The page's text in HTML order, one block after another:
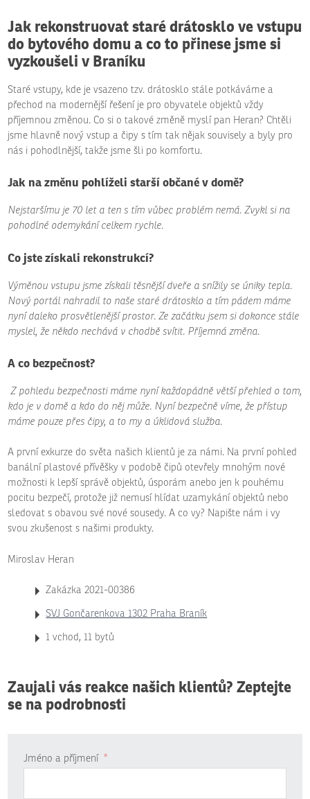
Jak rekonstruovat staré drátosklo ve vstupu
do bytového domu a co to přinese jsme si
vyzkoušeli v Braníku
Staré vstupy, kde je vsazeno tzv. drátosklo stále potkáváme a
přechod na modernější řešení je pro obyvatele objektů vždy
příjemnou změnou. Co si o takové změně myslí pan Heran? Chtěli
jsme hlavně nový vstup a čipy s tím tak nějak souvisely a byly pro
nás i pohodlnější, takže jsme šli po komfortu.
Jak na změnu pohlíželi starší občané v domě?
Nejstaršímu je 70 let a ten s tím vůbec problém nemá. Zvykl si na
pohodlné odemykání celkem rychle.
Co jste získali rekonstrukcí?
Výměnou vstupu jsme získali těsnější dveře a snížily se úniky tepla.
Nový portál nahradil to naše staré drátosklo a tím pádem máme
nyní daleko prosvětlenější prostor. Ze začátku jsem si dokonce stále
myslel, že někdo nechává v chodbě svítit. Příjemná změna.
A co bezpečnost?
Z pohledu bezpečnosti máme nyní každopádně větší přehled o tom,
kdo je v domě a kdo do něj může. Nyní bezpečně víme, že přístup
máme pouze přes čipy, a to my a úklidová služba.
A první exkurze do světa našich klientů je za námi. Na první pohled
banální plastové přívěšky v podobě čipů otevřely mnohým nové
možnosti k lepší správě objektů, úsporám anebo jen k pouhému
pocitu bezpečí, protože již nemusí hlídat uzamykání objektů nebo
sledovat s obavou své nové sousedy. A co vy? Napište nám i vy
svou zkušenost s našimi produkty.
Miroslav Heran
Zakázka 2021-00386
SVJ Gončarenkova 1302 Praha Braník
1 vchod, 11 bytů
Zaujali vás reakce našich klientů? Zeptejte
se na podrobnosti
Jméno a příjmení *